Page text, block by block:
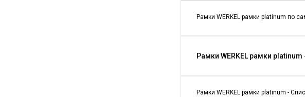
Рамки WERKEL рамки platinum по
Рамки WERKEL рамки
Рамки WERKEL рамки platinum -